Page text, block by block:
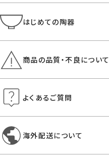
はじめての陶器
商品の品質・不良について
よくあるご質問
海外配送について